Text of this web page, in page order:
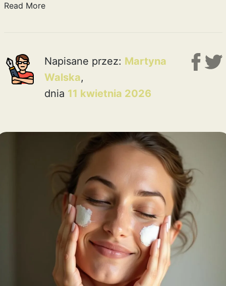
Read More
Napisane przez: Martyna
Walska,
dnia 11 kwietnia 2026